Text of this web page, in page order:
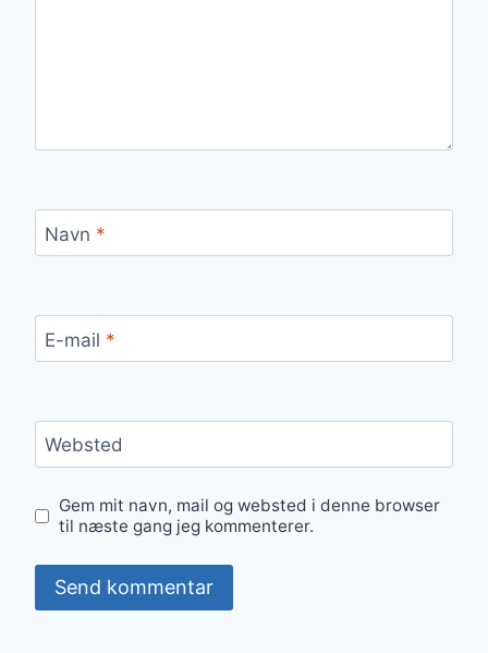
Navn *
E-mail *
Websted
Gem mit navn, mail og websted i denne browser
til næste gang jeg kommenterer.